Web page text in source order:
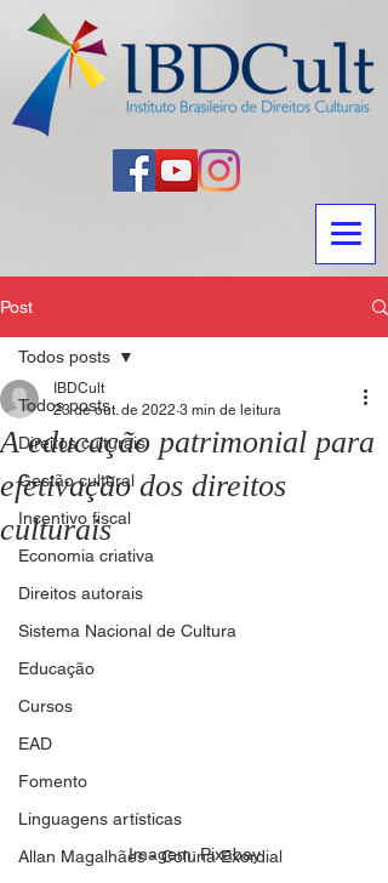
Post
Todos posts
Direitos culturais
Gestão cultural
Incentivo fiscal
Economia criativa
Direitos autorais
Sistema Nacional de Cultura
Educação
Cursos
EAD
Fomento
Linguagens artísticas
Allan Magalhães - Coluna Exordial
Todos posts
A educação patrimonial para
efetivação dos direitos
culturais
IBDCult
23 de out. de 2022 3 min de leitura
Imagem: Pixabay